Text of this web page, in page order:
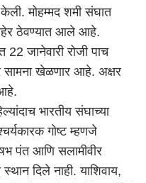
मोहम्मद शमी संघात
ठेवण्यात आले आहे.
22 जानेवारी रोजी पाच
सामना खेळणार आहे. अक्षर
भारतीय संघाच्या
गोष्ट म्हणजे
पंत आणि सलामीवीर
दिले नाही. याशिवाय,